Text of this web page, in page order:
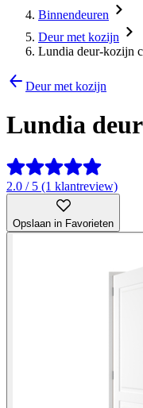
Binnendeuren
Deur met kozijn
Lundia deur-kozijn
Deur met kozijn
Lundia
2.0 / 5 (1 klantreview)
Opslaan in Favorieten